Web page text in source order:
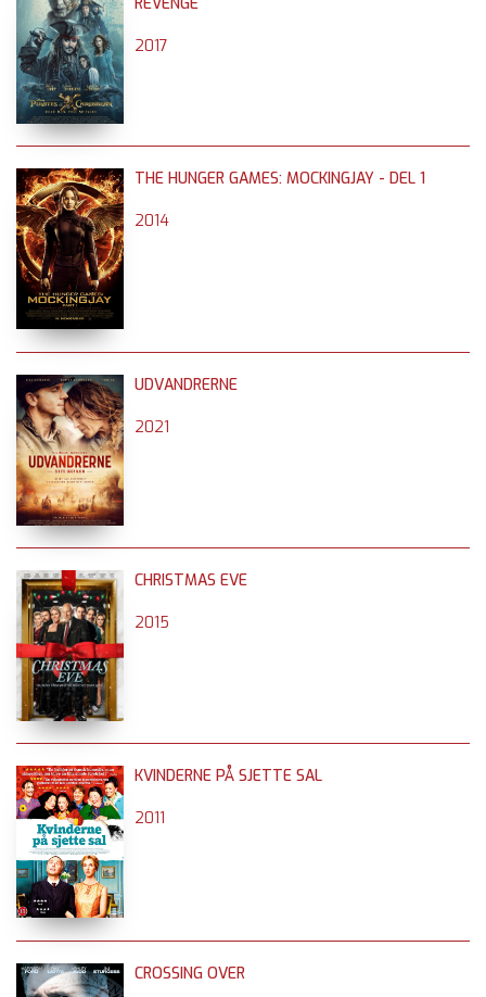
2017
THE HUNGER GAMES: MOCKINGJAY - DEL 1
2014
UDVANDRERNE
2021
CHRISTMAS EVE
2015
KVINDERNE PÅ SJETTE SAL
2011
CROSSING OVER